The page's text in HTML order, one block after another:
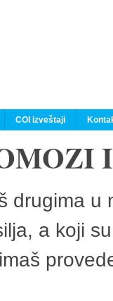
COI izveštaji
drugima
a koji